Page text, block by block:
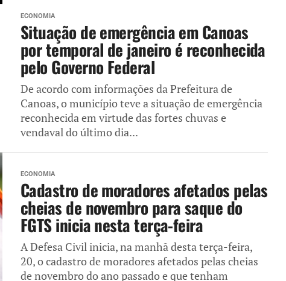
ECONOMIA
Situação de emergência em Canoas
por temporal de janeiro é reconhecida
pelo Governo Federal
De acordo com informações da Prefeitura de
Canoas, o município teve a situação de emergência
reconhecida em virtude das fortes chuvas e
vendaval do último dia...
ECONOMIA
Cadastro de moradores afetados pelas
cheias de novembro para saque do
FGTS inicia nesta terça-feira
A Defesa Civil inicia, na manhã desta terça-feira,
20, o cadastro de moradores afetados pelas cheias
de novembro do ano passado e que tenham